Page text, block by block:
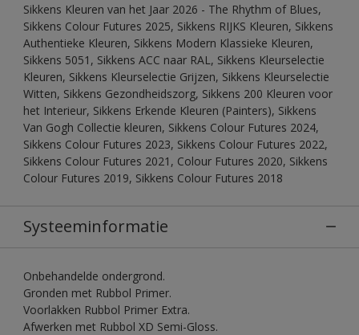
Sikkens Kleuren van het Jaar 2026 - The Rhythm of Blues,
Sikkens Colour Futures 2025, Sikkens RIJKS Kleuren, Sikkens
Authentieke Kleuren, Sikkens Modern Klassieke Kleuren,
Sikkens 5051, Sikkens ACC naar RAL, Sikkens Kleurselectie
Kleuren, Sikkens Kleurselectie Grijzen, Sikkens Kleurselectie
Witten, Sikkens Gezondheidszorg, Sikkens 200 Kleuren voor
het Interieur, Sikkens Erkende Kleuren (Painters), Sikkens
Van Gogh Collectie kleuren, Sikkens Colour Futures 2024,
Sikkens Colour Futures 2023, Sikkens Colour Futures 2022,
Sikkens Colour Futures 2021, Colour Futures 2020, Sikkens
Colour Futures 2019, Sikkens Colour Futures 2018
Systeeminformatie
Onbehandelde ondergrond.
Gronden met Rubbol Primer.
Voorlakken Rubbol Primer Extra.
Afwerken met Rubbol XD Semi-Gloss.